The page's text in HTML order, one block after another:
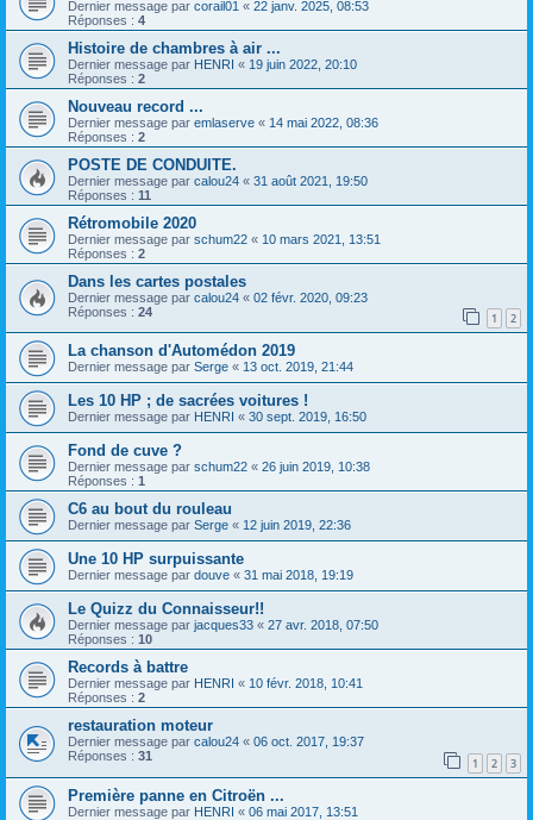
Dernier message par corail01 « 22 janv. 2025, 08:53
Réponses : 4
Histoire de chambres à air ...
Dernier message par HENRI « 19 juin 2022, 20:10
Réponses : 2
Nouveau record ...
Dernier message par emlaserve « 14 mai 2022, 08:36
Réponses : 2
POSTE DE CONDUITE.
Dernier message par calou24 « 31 août 2021, 19:50
Réponses : 11
Rétromobile 2020
Dernier message par schum22 « 10 mars 2021, 13:51
Réponses : 2
Dans les cartes postales
Dernier message par calou24 « 02 févr. 2020, 09:23
Réponses : 24 1 2
La chanson d'Automédon 2019
Dernier message par Serge « 13 oct. 2019, 21:44
Les 10 HP ; de sacrées voitures !
Dernier message par HENRI « 30 sept. 2019, 16:50
Fond de cuve ?
Dernier message par schum22 « 26 juin 2019, 10:38
Réponses : 1
C6 au bout du rouleau
Dernier message par Serge « 12 juin 2019, 22:36
Une 10 HP surpuissante
Dernier message par douve « 31 mai 2018, 19:19
Le Quizz du Connaisseur!!
Dernier message par jacques33 « 27 avr. 2018, 07:50
Réponses : 10
Records à battre
Dernier message par HENRI « 10 févr. 2018, 10:41
Réponses : 2
restauration moteur
Dernier message par calou24 « 06 oct. 2017, 19:37
Réponses : 31 1 2 3
Première panne en Citroën ...
Dernier message par HENRI « 06 mai 2017, 13:51